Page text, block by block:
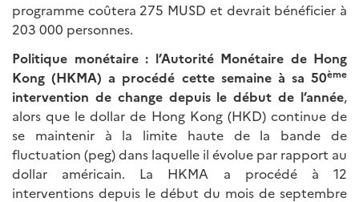
programme coûtera 275 MUSD et devrait bénéficier à
203 000 personnes.
Politique monétaire : l’Autorité Monétaire de Hong
Kong (HKMA) a procédé cette semaine à sa 50ème
intervention de change depuis le début de l’année,
alors que le dollar de Hong Kong (HKD) continue de
se maintenir à la limite haute de la bande de
fluctuation (peg) dans laquelle il évolue par rapport au
dollar américain. La HKMA a procédé à 12
interventions depuis le début du mois de septembre